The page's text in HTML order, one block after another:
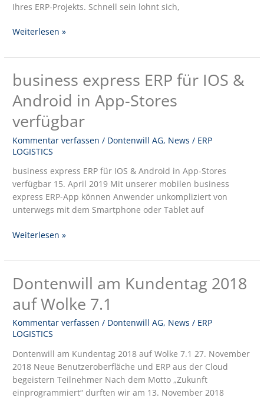
Ihres ERP-Projekts. Schnell sein lohnt sich,
Weiterlesen »
business express ERP für IOS &
Android in App-Stores
verfügbar
Kommentar verfassen / Dontenwill AG, News / ERP
LOGISTICS
business express ERP für IOS & Android in App-Stores
verfügbar 15. April 2019 Mit unserer mobilen business
express ERP-App können Anwender unkompliziert von
unterwegs mit dem Smartphone oder Tablet auf
business
express
ERP
IOS
&
Android
in
App-
Stores
verfügbar
Weiterlesen »
Dontenwill am Kundentag 2018
auf Wolke 7.1
Kommentar verfassen / Dontenwill AG, News / ERP
LOGISTICS
Dontenwill am Kundentag 2018 auf Wolke 7.1 27. November
2018 Neue Benutzeroberfläche und ERP aus der Cloud
begeistern Teilnehmer Nach dem Motto „Zukunft
einprogrammiert“ durften wir am 13. November 2018
Dontenwill
am
Kundentag
2018
auf
7.1